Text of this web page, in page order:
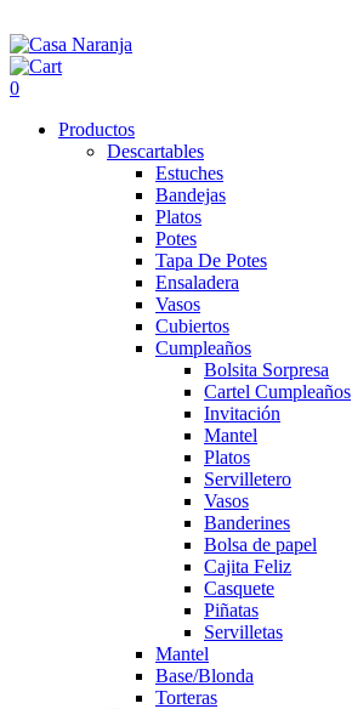
0
Productos
Descartables
Estuches
Bandejas
Platos
Potes
Tapa De Potes
Ensaladera
Vasos
Cubiertos
Cumpleaños
Bolsita Sorpresa
Cartel Cumpleaños
Invitación
Mantel
Platos
Servilletero
Vasos
Banderines
Bolsa de papel
Cajita Feliz
Casquete
Piñatas
Servilletas
Mantel
Base/Blonda
Torteras